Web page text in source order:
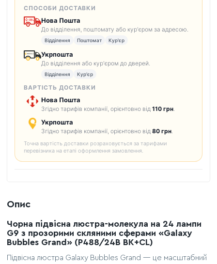
СПОСОБИ ДОСТАВКИ
Нова Пошта
До відділення, поштомату або кур'єром за адресою.
Відділення Поштомат Кур'єр
Укрпошта
До відділення або кур'єром до дверей.
Відділення Кур'єр
ВАРТІСТЬ ДОСТАВКИ
Нова Пошта
Згідно тарифів компанії, орієнтовно від 110 грн
Укрпошта
Згідно тарифів компанії, орієнтовно від 80 грн
Точна вартість доставки розраховується за тарифами
перевізника на етапі оформлення замовлення.
Опис
Чорна підвісна люстра-молекула на 24 лампи
G9 з прозорими скляними сферами «Galaxy
Bubbles Grand» (P488/24B BK+CL)
Підвісна люстра Galaxy Bubbles Grand — це масштабний